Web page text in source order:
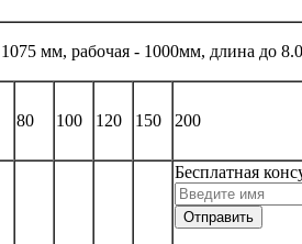
мм, рабочая - 1000мм, длина до
80 100 120 150 200
Бесплатная